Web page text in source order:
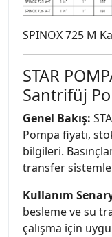
SPINOX 725 M
STAR
Santrifüj
Genel Bakış:
Pompa fiyatı,
bilgileri.
transfer
Kullanım
besleme ve su
çalışma için